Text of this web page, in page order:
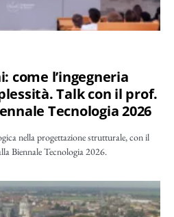
come l’ingegneria
Talk con il prof.
Tecnologia 2026
nella progettazione strutturale, con il
Biennale Tecnologia 2026.